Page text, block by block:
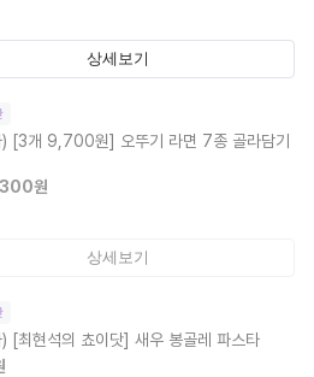
상세보기
[3개 9,700원] 오뚜기 라면 7종 골라담기
원
상세보기
[최현석의 쵸이닷] 새우 봉골레 파스타